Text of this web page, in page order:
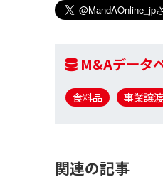
M&Aデータ
食料品 事業譲渡
関連の記事